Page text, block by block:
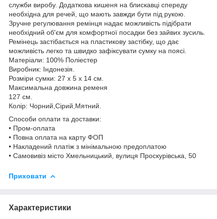
служби виробу. Додаткова кишеня на блискавці спереду
необхідна для речей, що мають завжди бути під рукою.
Зручне регулювання ремінця надає можливість підібрати
необхідний об'єм для комфортної посадки без зайвих зусиль.
Ремінець застібається на пластикову застібку, що дає
можливість легко та швидко зафіксувати сумку на поясі.
Матеріали: 100% Поліестер
Виробник: Індонезія.
Розміри сумки: 27 х 5 х 14 см.
Максимальна довжина ременя
127 см.
Колір: Чорний,Сірий,Мятний.
Способи оплати та доставки:
• Пром-оплата
• Повна оплата на карту ФОП
• Накладений платіж з мінімальною предоплатою
• Самовивіз місто Хмельницький, вулиця Проскурівська, 50
Приховати
Характеристики